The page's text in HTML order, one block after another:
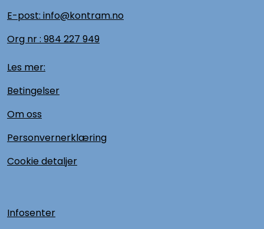
E-post: info@kontram.no
Org nr : 984 227 949
Les mer:
Betingelser
Om oss
Personvernerklæring
Cookie detaljer
Infosenter